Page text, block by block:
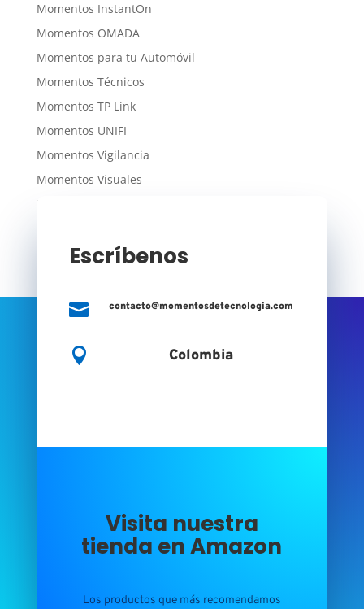
Momentos InstantOn
Momentos OMADA
Momentos para tu Automóvil
Momentos Técnicos
Momentos TP Link
Momentos UNIFI
Momentos Vigilancia
Momentos Visuales
Escríbenos
 contacto@momentosdetecnologia.com
 Colombia
Visita nuestra
tienda en Amazon
Los productos que más recomendamos